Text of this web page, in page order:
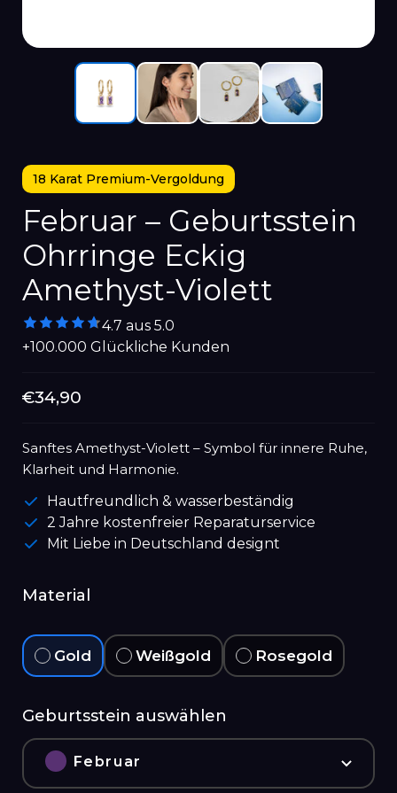
18 Karat Premium-Vergoldung
Februar – Geburtsstein
Ohrringe Eckig
Amethyst-Violett
4.7 aus 5.0
+100.000 Glückliche Kunden
Normaler
€34,90
Sanftes Amethyst-Violett – Symbol für innere Ruhe,
Klarheit und Harmonie.
Hautfreundlich & wasserbeständig
2 Jahre kostenfreier Reparaturservice
Mit Liebe in Deutschland designt
Material
Gold Weißgold Rosegold
Geburtsstein auswählen
Februar